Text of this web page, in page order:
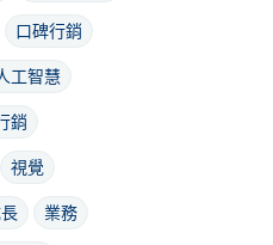
口碑行銷
工智慧
銷
視覺
業務